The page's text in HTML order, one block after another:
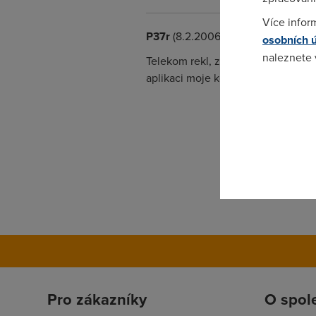
P37r(8.2.2006 15:22:06)
Telekom rekl, ze to vsem navisi
aplikaci moje konto.
Pro zákazníky O
Více
osobních
naleznete